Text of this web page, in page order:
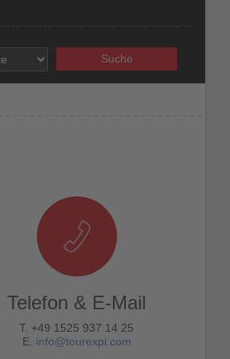
Suche
Telefon & E-Mail
T. +49 1525 937 14 25
E. info@tourexpi.com